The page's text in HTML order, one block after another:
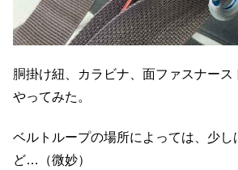
胴掛け紐、カラビナ、面ファスナース
やってみた。
ベルトループの場所によっては、少し
ど…（微妙）